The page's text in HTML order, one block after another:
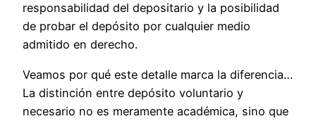
responsabilidad del depositario y la posibilidad
de probar el depósito por cualquier medio
admitido en derecho.
Veamos por qué este detalle marca la diferencia…
La distinción entre depósito voluntario y
necesario no es meramente académica, sino que